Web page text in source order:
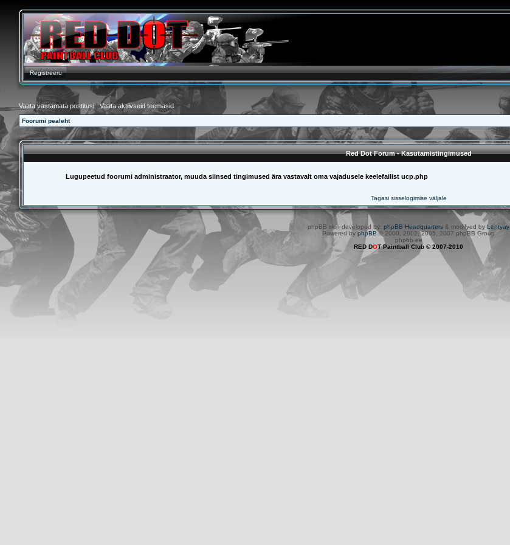
Registreeru
Vaata vastamata postitusi|Vaata aktiivseid teemasid
Foorumi pealeht
Red Dot Forum - Kasutamistingimused
Lugupeetud foorumi administraator, muuda siinsed tingimused ära vastavalt oma vajadusele keelefailist ucp.php
Tagasi sisselogimise väljale
phpBB skin developed by: phpBB Headquarters & modifyed by Lentyay
Powered by phpBB© 2000, 2002, 2005, 2007 phpBB Group
phpbb.ee
RED DOT Paintball Club © 2007-2010